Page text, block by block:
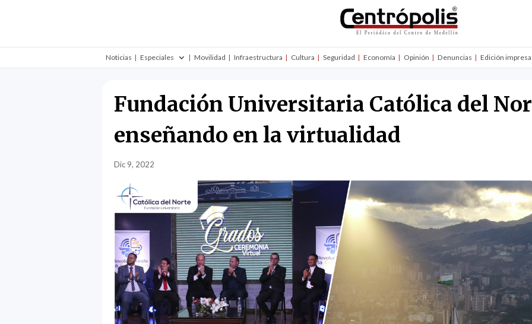
Noticias Especiales Movilidad Infraestructura Cultura Seguridad Economía Opinión Denuncias Edición impresa
Fundación Universitaria Católica del
enseñando en la virtualidad
Dic 9, 2022